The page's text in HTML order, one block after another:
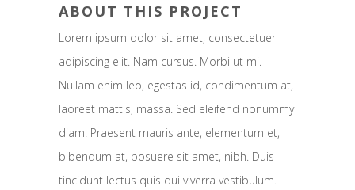
ABOUT THIS PROJECT
Lorem ipsum dolor sit amet, consectetuer
adipiscing elit. Nam cursus. Morbi ut mi.
Nullam enim leo, egestas id, condimentum at,
laoreet mattis, massa. Sed eleifend nonummy
diam. Praesent mauris ante, elementum et,
bibendum at, posuere sit amet, nibh. Duis
tincidunt lectus quis dui viverra vestibulum.